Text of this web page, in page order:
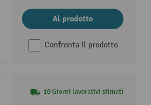
Al prodotto
Confronta il prodotto
10 Giorni lavorativi stimati